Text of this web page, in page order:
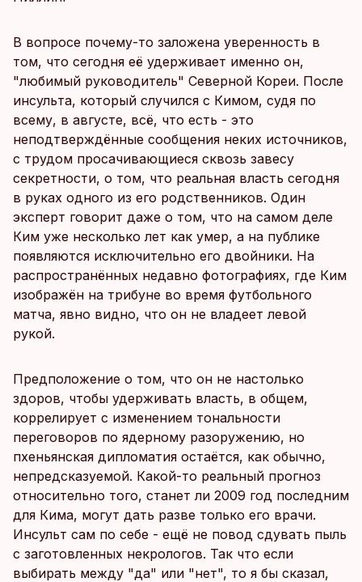
В вопросе почему-то заложена уверенность в
том, что сегодня её удерживает именно он,
"любимый руководитель" Северной Кореи. После
инсульта, который случился с Кимом, судя по
всему, в августе, всё, что есть - это
неподтверждённые сообщения неких источников,
с трудом просачивающиеся сквозь завесу
секретности, о том, что реальная власть сегодня
в руках одного из его родственников. Один
эксперт говорит даже о том, что на самом деле
Ким уже несколько лет как умер, а на публике
появляются исключительно его двойники. На
распространённых недавно фотографиях, где Ким
изображён на трибуне во время футбольного
матча, явно видно, что он не владеет левой
рукой.
Предположение о том, что он не настолько
здоров, чтобы удерживать власть, в общем,
коррелирует с изменением тональности
переговоров по ядерному разоружению, но
пхеньянская дипломатия остаётся, как обычно,
непредсказуемой. Какой-то реальный прогноз
относительно того, станет ли 2009 год последним
для Кима, могут дать разве только его врачи.
Инсульт сам по себе - ещё не повод сдувать пыль
с заготовленных некрологов. Так что если
выбирать между "да" или "нет", то я бы сказал,